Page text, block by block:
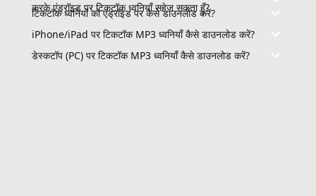
करके एंड्रॉइड पर टिकटॉक ध्वनियाँ सहेज सकता हूँ?
टिकटॉक ध्वनियों को एंड्रॉइड पर कैसे डाउनलोड करें?
iPhone/iPad पर टिकटॉक MP3 ध्वनियाँ कैसे डाउनलोड करें?
डेस्कटॉप (PC) पर टिकटॉक MP3 ध्वनियाँ कैसे डाउनलोड करें?